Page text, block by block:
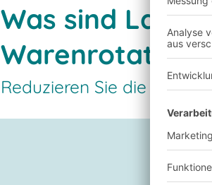
Was sind
Warenrotation?
Reduzieren Sie die